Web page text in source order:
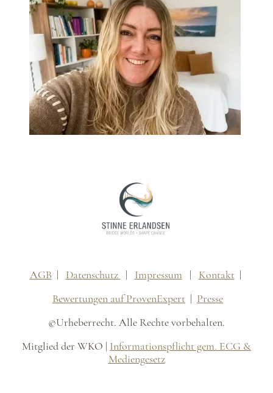
AGB | Datenschutz | Impressum | Kontakt|
Bewertungen auf ProvenExpert | Presse
©Urheberrecht. Alle Rechte vorbehalten.
Mitglied der WKO | Informationspflicht gem. ECG &
Mediengesetz